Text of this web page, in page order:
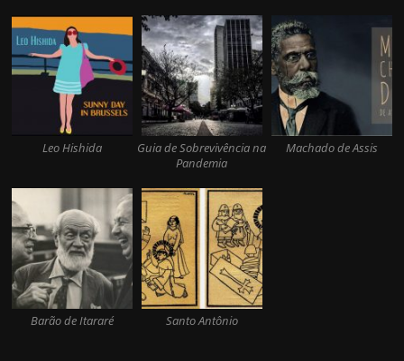
Leo Hishida
Guia de Sobrevivência na
Pandemia
Machado de Assis
Barão de Itararé Santo Antônio